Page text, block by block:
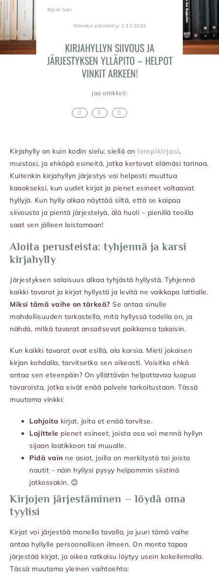
Björk Sari
Viimeksi päivitetty: 1.11.2024
KIRJAHYLLYN SIIVOUS JA
JÄRJESTYKSEN YLLÄPITO – HELPOT
VINKIT ARKEEN!
Jaa artikkeli:
Kirjahylly on kuin kodin sielu: siellä on lempikirjasi,
muistosi, ja ehkäpä esineitä, jotka kertovat elämäsi tarinaa.
Kuitenkin kirjahyllyn järjestys voi helposti muuttua
kaaokseksi, kun uudet kirjat ja pienet esineet valtaavat
hyllyjä. Kun hylly alkaa näyttää siltä, että se kaipaa
siivousta ja pientä järjestelyä, älä huoli – pienillä teoilla
saat sen jälleen loistamaan!
Aloita perusteista: tyhjennä ja karsi
kirjahylly
Järjestyksen salaisuus alkaa tyhjästä hyllystä. Tyhjennä
kaikki tavarat ja kirjat hyllystä ja levitä ne vaikkapa lattialle.
Miksi tämä vaihe on tärkeä? Se antaa sinulle
mahdollisuuden tarkastella, mitä hyllyssä todella on, ja
nähdä, mitkä tavarat ansaitsevat paikkansa takaisin.
Kun kaikki tavarat ovat esillä, ala karsia. Mieti jokaisen
kirjan kohdalla, tarvitsetko sen oikeasti. Voisitko ehkä
antaa sen eteenpäin? On yllättävän helpottavaa luopua
tavaroista, jotka eivät enää palvele tarkoitustaan. Tässä
muutama vinkki:
Lahjoita kirjat, joita et enää tarvitse.
Lajittele pienet esineet, joista osa voi mennä hyllyn
sijaan laatikkoon tai muualle.
Pidä vain ne asiat, joilla on merkitystä tai joista
nautit – näin hyllysi pysyy helpommin siistinä
jatkossakin. 😊
Kirjojen järjestäminen – löydä oma
tyylisi
Kirjat voi järjestää monella tavalla, ja juuri tämä vaihe
antaa hyllylle persoonallisen ilmeen. On monta tapaa
järjestää kirjat, ja oikea ratkaisu löytyy usein kokeilemalla.
Tässä muutama yleinen vaihtoehto: